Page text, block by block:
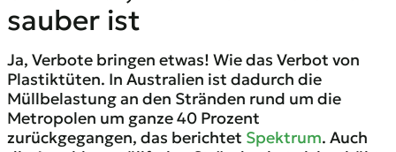
sauber ist
Ja, Verbote bringen etwas! Wie das Verbot von
Plastiktüten. In Australien ist dadurch die
Müllbelastung an den Stränden rund um die
Metropolen um ganze 40 Prozent
zurückgegangen, das berichtet Spektrum. Auch